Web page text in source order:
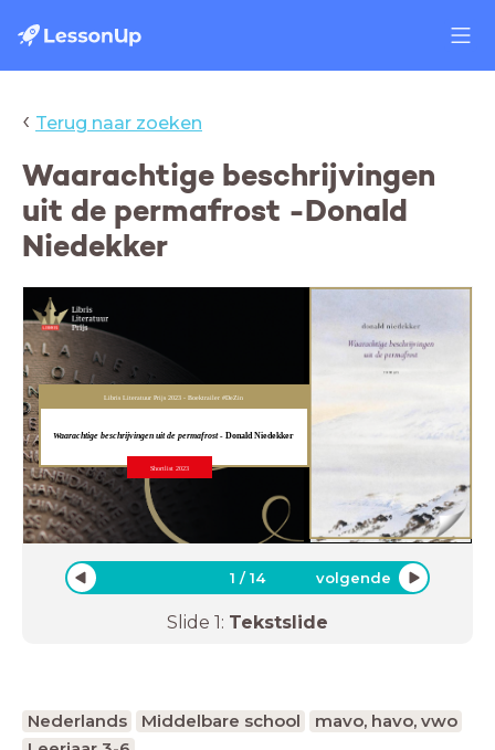
‹ Terug naar zoeken
Waarachtige beschrijvingen
uit de permafrost -Donald
Niedekker
Libris Literatuur Prijs 2023 - Boektrailer #DeZin
Waarachtige beschrijvingen uit de permafrost -Donald Niedekker
Shortlist 2023
1 /14 volgende
Slide 1: Tekstslide
Nederlands Middelbare school
mavo, havo, vwo